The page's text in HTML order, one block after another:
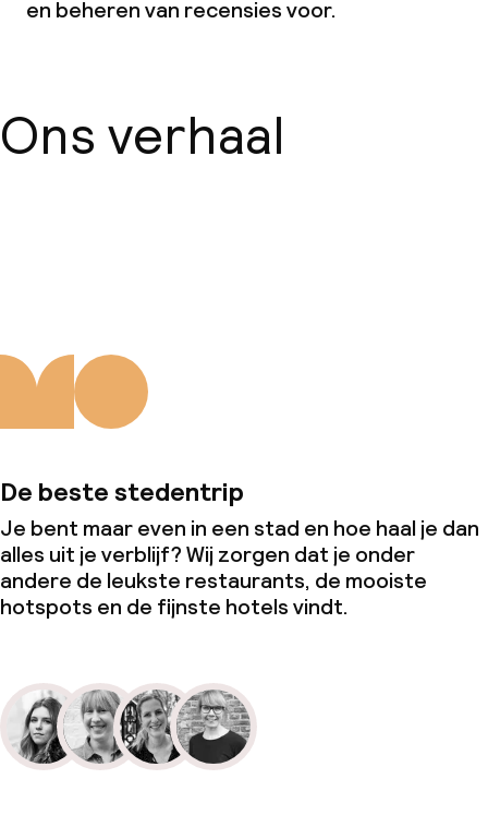
en beheren van recensies voor.
Ons verhaal
De beste stedentrip
Je bent maar even in een stad en hoe haal je dan
alles uit je verblijf? Wij zorgen dat je onder
andere de leukste restaurants, de mooiste
hotspots en de fijnste hotels vindt.